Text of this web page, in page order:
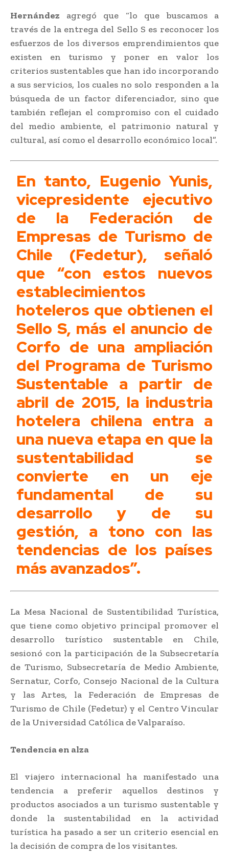
Hernández agregó que “lo que buscamos a
través de la entrega del Sello S es reconocer los
esfuerzos de los diversos emprendimientos que
existen en turismo y poner en valor los
criterios sustentables que han ido incorporando
a sus servicios, los cuales no solo responden a la
búsqueda de un factor diferenciador, sino que
también reflejan el compromiso con el cuidado
del medio ambiente, el patrimonio natural y
cultural, así como el desarrollo económico local”.
En tanto, Eugenio Yunis,
vicepresidente ejecutivo
de la Federación de
Empresas de Turismo de
Chile (Fedetur), señaló
que “con estos nuevos
establecimientos
hoteleros que obtienen el
Sello S, más el anuncio de
Corfo de una ampliación
del Programa de Turismo
Sustentable a partir de
abril de 2015, la industria
hotelera chilena entra a
una nueva etapa en que la
sustentabilidad se
convierte en un eje
fundamental de su
desarrollo y de su
gestión, a tono con las
tendencias de los países
más avanzados”.
La Mesa Nacional de Sustentibilidad Turística,
que tiene como objetivo principal promover el
desarrollo turístico sustentable en Chile,
sesionó con la participación de la Subsecretaría
de Turismo, Subsecretaría de Medio Ambiente,
Sernatur, Corfo, Consejo Nacional de la Cultura
y las Artes, la Federación de Empresas de
Turismo de Chile (Fedetur) y el Centro Vincular
de la Universidad Católica de Valparaíso.
Tendencia en alza
El viajero internacional ha manifestado una
tendencia a preferir aquellos destinos y
productos asociados a un turismo sustentable y
donde la sustentabilidad en la actividad
turística ha pasado a ser un criterio esencial en
la decisión de compra de los visitantes.